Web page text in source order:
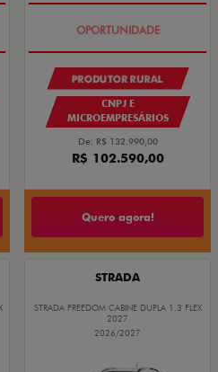
PRODUTOR RURAL
CNPJ E
MICROEMPRESÁRIOS
De: R$ 132.990,00
R$ 102.590,00
Quero agora!
STRADA
STRADA FREEDOM CABINE DUPLA 1.3 FLEX
2027
2026/2027